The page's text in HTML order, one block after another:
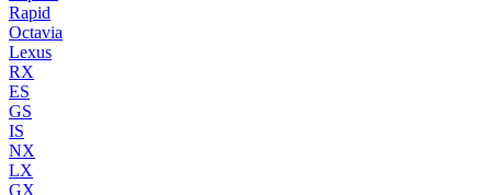
Rapid
Octavia
Lexus
RX
ES
GS
IS
NX
LX
GX